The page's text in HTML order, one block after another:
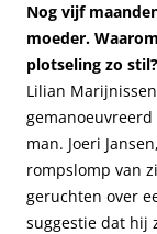
Nog vijf
moeder.
plotseling zo stil?
Lilian
man. Joeri
rompslomp van
geruchten over
suggestie dat hij